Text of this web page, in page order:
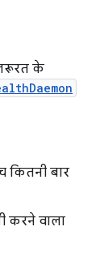
ज़रूरत के
कितनी बार
करने वाला